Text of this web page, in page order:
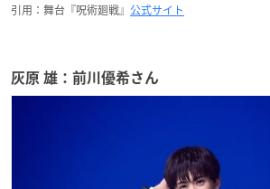
引用：舞台『呪術廻戦』 公式サイト
灰原 雄：前川優希さん